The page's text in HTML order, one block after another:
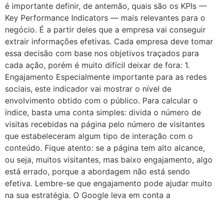
é importante definir, de antemão, quais são os KPIs —
Key Performance Indicators — mais relevantes para o
negócio. É a partir deles que a empresa vai conseguir
extrair informações efetivas. Cada empresa deve tomar
essa decisão com base nos objetivos traçados para
cada ação, porém é muito difícil deixar de fora: 1.
Engajamento Especialmente importante para as redes
sociais, este indicador vai mostrar o nível de
envolvimento obtido com o público. Para calcular o
índice, basta uma conta simples: divida o número de
visitas recebidas na página pelo número de visitantes
que estabeleceram algum tipo de interação com o
conteúdo. Fique atento: se a página tem alto alcance,
ou seja, muitos visitantes, mas baixo engajamento, algo
está errado, porque a abordagem não está sendo
efetiva. Lembre-se que engajamento pode ajudar muito
na sua estratégia. O Google leva em conta a